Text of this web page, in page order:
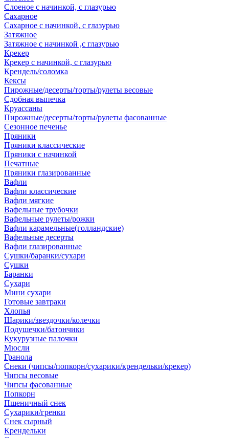
Слоеное с начинкой, с глазурью
Сахарное
Сахарное с начинкой, с глазурью
Затяжное
Затяжное с начинкой ,с глазурью
Крекер
Крекер с начинкой, с глазурью
Крендель/соломка
Кексы
Пирожные/десерты/торты/рулеты весовые
Сдобная выпечка
Круассаны
Пирожные/десерты/торты/рулеты фасованные
Сезонное печенье
Пряники
Пряники классические
Пряники с начинкой
Печатные
Пряники глазированные
Вафли
Вафли классические
Вафли мягкие
Вафельные трубочки
Вафельные рулеты/рожки
Вафли карамельные(голландские)
Вафельные десерты
Вафли глазированные
Сушки/баранки/сухари
Сушки
Баранки
Сухари
Мини сухари
Готовые завтраки
Хлопья
Шарики/звездочки/колечки
Подушечки/батончики
Кукурузные палочки
Мюсли
Гранола
Снеки (чипсы/попкорн/сухарики/крендельки/крекер)
Чипсы весовые
Чипсы фасованные
Попкорн
Пшеничный снек
Сухарики/гренки
Снек сырный
Крендельки